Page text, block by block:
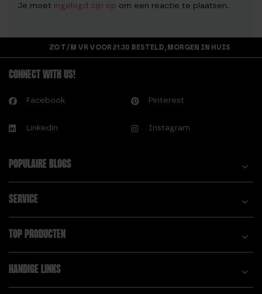
Je moet ingelogd zijn op om een reactie te plaatsen.
ZO T/M VR VOOR 21.30 BESTELD, MORGEN IN HUIS
CONNECT WITH US!
Facebook Pinterest
Linkedin Instagram
POPULAIRE BLOGS
SERVICE
TOP PRODUCTEN
HANDIGE LINKS